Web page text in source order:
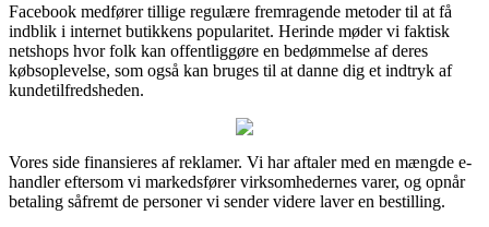
Facebook medfører tillige regulære fremragende metoder til at få
indblik i internet butikkens popularitet. Herinde møder vi faktisk
netshops hvor folk kan offentliggøre en bedømmelse af deres
købsoplevelse, som også kan bruges til at danne dig et indtryk af
kundetilfredsheden.
Vores side finansieres af reklamer. Vi har aftaler med en mængde e-
handler eftersom vi markedsfører virksomhedernes varer, og opnår
betaling såfremt de personer vi sender videre laver en bestilling.